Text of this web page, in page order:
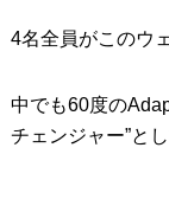
4名全員がこのウ
中でも60度の
チェンジャー”と